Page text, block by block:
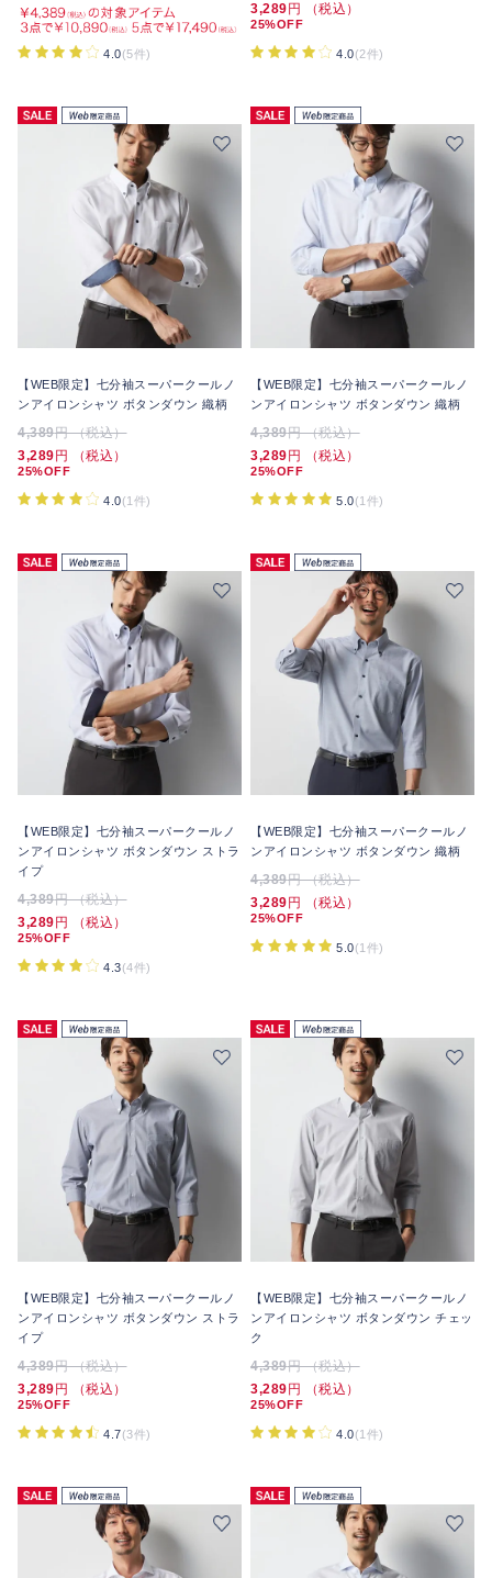
4.0(5件)
3,289 円 （税込）
25%OFF
4.0(2件)
【WEB限定】七分袖スーパークールノ
ンアイロンシャツ ボタンダウン 織柄
4,389円 （税込）
3,289 円 （税込）
25%OFF
4.0(1件)
【WEB限定】七分袖スーパークールノ
ンアイロンシャツ ボタンダウン 織柄
4,389円 （税込）
3,289 円 （税込）
25%OFF
5.0(1件)
【WEB限定】七分袖スーパークールノ
ンアイロンシャツ ボタンダウン ストラ
イプ
4,389円 （税込）
3,289 円 （税込）
25%OFF
4.3(4件)
【WEB限定】七分袖スーパークールノ
ンアイロンシャツ ボタンダウン 織柄
4,389円 （税込）
3,289 円 （税込）
25%OFF
5.0(1件)
【WEB限定】七分袖スーパークールノ
ンアイロンシャツ ボタンダウン ストラ
イプ
4,389円 （税込）
3,289 円 （税込）
25%OFF
4.7(3件)
【WEB限定】七分袖スーパークールノ
ンアイロンシャツ ボタンダウン チェッ
ク
4,389円 （税込）
3,289 円 （税込）
25%OFF
4.0(1件)